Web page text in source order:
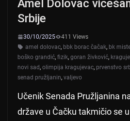
Amel Dolovac
Srbije
30/10/2025
411 Views
amel dolovac, bbk borac čačak, bk
boško grandić, fizik, goran živković,
novi sad, olimpija kragujevac, prvenstvo
senad pružljanin, valjevo
Učenik Senada Pružljanina
države u Čačku takmičio se